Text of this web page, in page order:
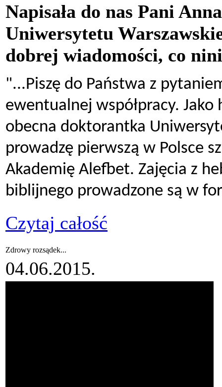
Napisała do nas Pani
Uniwersytetu
dobrej wiadomości, co
"...Piszę do Państwa z
ewentualnej współpracy.
obecna doktorantka
prowadzę pierwszą w Polsce
Akademię Alefbet. Zajęcia z
biblijnego prowadzone są w
Czytaj całość
Zdrowy rozsądek...
04.06.2015.